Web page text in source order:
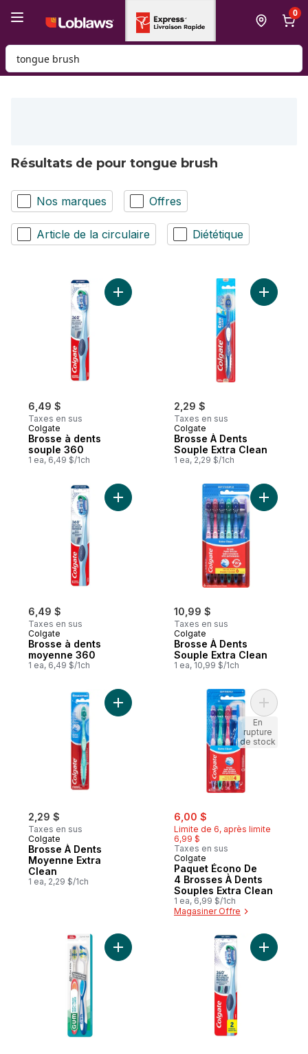
0
Rechercher des produits
Résultats de pour tongue brush
Nos marques Offres
Article de la circulaire Diététique
6,49 $
Taxes en sus
Colgate
Brosse à dents
souple 360
1 ea, 6,49 $/1ch
Ajouter Brosse à dents souple 360 au
2,29 $
Taxes en sus
Colgate
Brosse À Dents
Souple Extra Clean
1 ea, 2,29 $/1ch
Ajouter
6,49 $
Taxes en sus
Colgate
Brosse à dents
moyenne 360
1 ea, 6,49 $/1ch
Ajouter Brosse à dents moyenne 360 au
10,99 $
Taxes en sus
Colgate
Brosse À Dents
Souple Extra Clean
1 ea, 10,99 $/1ch
Ajouter
2,29 $
Taxes en sus
Colgate
Brosse À Dents
Moyenne Extra
Clean
1 ea, 2,29 $/1ch
Ajouter Brosse À Dents Moyenne Extra
sale:
6,00 $
Limite de 6, après limite
6,99 $
Taxes en sus
Colgate
Paquet Écono De
4 Brosses À Dents
Souples Extra Clean
1 ea, 6,99 $/1ch
Magasiner Offre
Ajouter
En
rupture
de stock
Ajouter Tooth & Tongue Régulière,Ajouter